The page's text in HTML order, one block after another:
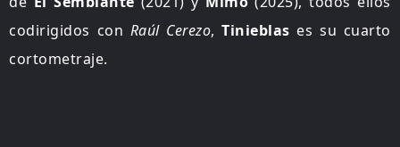
codirigidos con Raúl Cerezo,Tinieblas es su cuarto
cortometraje.